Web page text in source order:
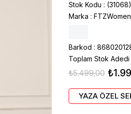
Stok Kodu
(31068)
Marka : FTZWomen
Barkod :
Toplam Stok Adedi
₺5.499,00
YAZA ÖZEL